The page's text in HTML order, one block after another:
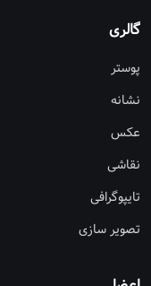
گالری
پوستر
نشانه
عکس
نقاشی
تایپوگرافی
تصویر سازی